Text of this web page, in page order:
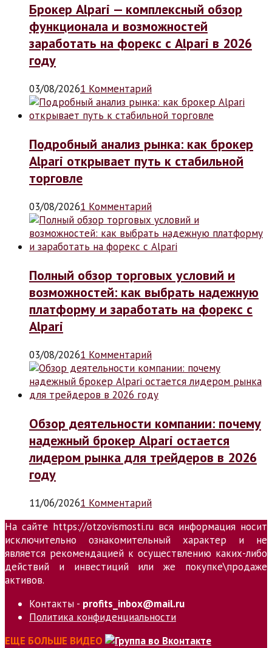
Брокер Alpari — комплексный обзор
функционала и возможностей
заработать на форекс с Alpari в 2026
году
03/08/20261 Комментарий
Подробный анализ рынка: как брокер
Alpari открывает путь к стабильной
торговле
03/08/20261 Комментарий
Полный обзор торговых условий и
возможностей: как выбрать надежную
платформу и заработать на форекс с
Alpari
03/08/20261 Комментарий
Обзор деятельности компании: почему
надежный брокер Alpari остается
лидером рынка для трейдеров в 2026
году
11/06/20261 Комментарий
На сайте https://otzovismosti.ru вся информация носит
исключительно ознакомительный характер и не
является рекомендацией к осуществлению каких-либо
действий и инвестиций или же покупке\продаже
активов.
Контакты - profits_inbox@mail.ru
Политика конфиденциальности
ЕЩЕ БОЛЬШЕ ВИДЕО